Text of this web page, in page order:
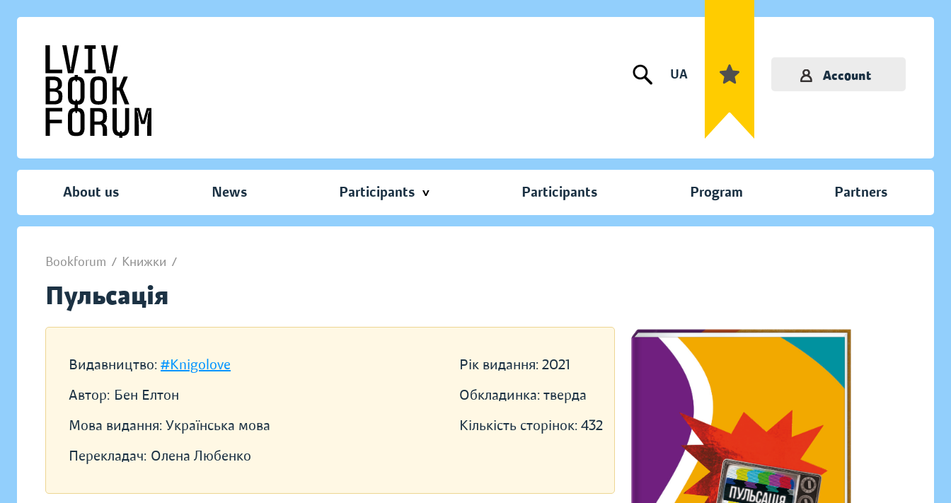
UA Account
About us News Participants Participants Program Partners
Bookforum / Книжки /
Пульсація
Видавництво: #Knigolove
Автор: Бен Елтон
Мова видання: Українська мова
Перекладач: Олена Любенко
Рік видання: 2021
Обкладинка: тверда
Кількість сторінок: 432